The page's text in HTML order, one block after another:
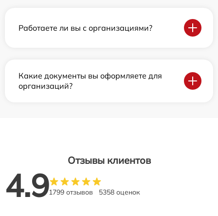
Работаете ли вы с организациями?
Какие документы вы оформляете для
организаций?
Отзывы клиентов
4.91799 отзывов 5358 оценок